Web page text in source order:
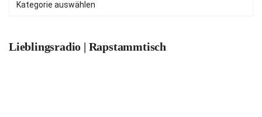
Lieblingsradio | Rapstammtisch